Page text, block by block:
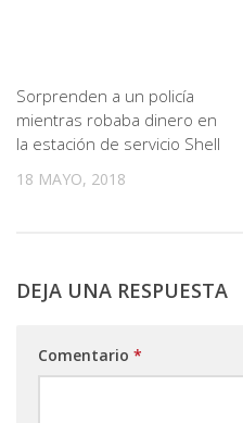
Sorprenden a un policía
mientras robaba dinero en
la estación de servicio Shell
18 MAYO, 2018
DEJA UNA RESPUESTA
Comentario *